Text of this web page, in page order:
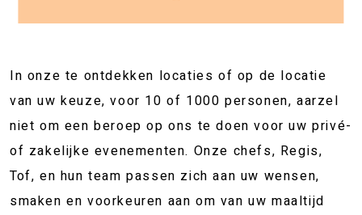
In onze te ontdekken locaties of op de locatie
van uw keuze, voor 10 of 1000 personen, aarzel
niet om een beroep op ons te doen voor uw privé-
of zakelijke evenementen. Onze chefs, Regis,
Tof, en hun team passen zich aan uw wensen,
smaken en voorkeuren aan om van uw maaltijd